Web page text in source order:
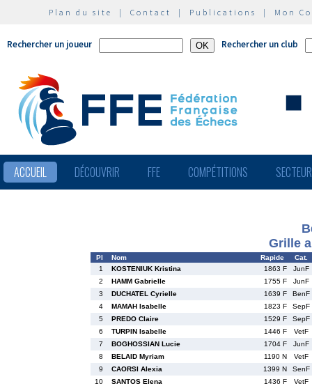
Plan du site | Contact | Publications | Mon
Rechercher un joueur Rechercher un club
ACCUEIL DÉCOUVRIR FFE COMPÉTITIONS
Grille
Pl Nom Rapide
Cat.
1
KOSTENIUK Kristina 1863 F
JunF
2
HAMM Gabrielle 1755 F
JunF
3
DUCHATEL Cyrielle 1639 F
BenF
4
MAMAH Isabelle 1823 F
SepF
5
PREDO Claire 1529 F
SepF
6
TURPIN Isabelle 1446 F
VetF
7
BOGHOSSIAN Lucie 1704 F
JunF
8
BELAID Myriam 1190 N
VetF
9
CAORSI Alexia 1399 N
SenF
10
SANTOS Elena 1436 F
VetF